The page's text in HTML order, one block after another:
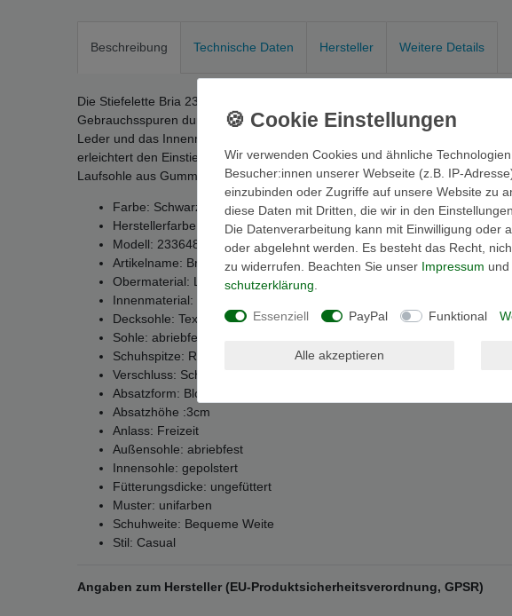
Beschreibung Technische Daten Hersteller Weitere Details
Die Stiefelette Bria 233648-710 von Levi´s im Casual-Style.
Gebrauchsspuren durch Anprobe oder kurze Nutzung. Das Obermaterial aus
Leder und das Innenmaterial aus Textil sorgen für angenehmen
erleichtert den Einstieg. Die Stiefeletten besitzen einen Blockabsatz mit
Laufsohle aus Gummi.
Farbe: Schwarz
Herstellerfarbe: 559 Full Black
Modell: 233648-710
Artikelname: Bria
Obermaterial: Leder
Innenmaterial: Textil
Decksohle: Textil
Sohle: abriebfester Gummi
Schuhspitze: Rund
Verschluss: Schnürung
Absatzform: Blockabsatz
Absatzhöhe :3cm
Anlass: Freizeit
Außensohle: abriebfest
Innensohle: gepolstert
Fütterungsdicke: ungefüttert
Muster: unifarben
Schuhweite: Bequeme Weite
Stil: Casual
Angaben zum Hersteller (EU-Produktsicherheitsverordnung, GPSR)
Wir verwenden Cookies und ähnliche
Besucher:innen unserer Webseite (z.B. IP-
einzubinden oder Zugriffe auf unsere Website zu
diese Daten mit Dritten, die wir in den
Die Datenverarbeitung kann mit Einwilligung oder
oder abgelehnt werden. Es besteht das Recht,
zu widerrufen. Beachten Sie unser Impressum
schutz­erklärung
Essenziell PayPal Funktional
Alle akzeptieren